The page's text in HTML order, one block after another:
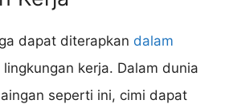
dapat diterapkan dalam
lingkungan kerja. Dalam dunia
seperti ini, cimi dapat